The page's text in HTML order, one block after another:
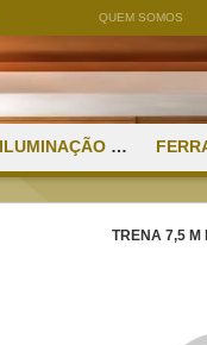
QUEM SOMOS
ILUMINAÇÃO E SOM AMBIENTE
TRENA 7,5 M